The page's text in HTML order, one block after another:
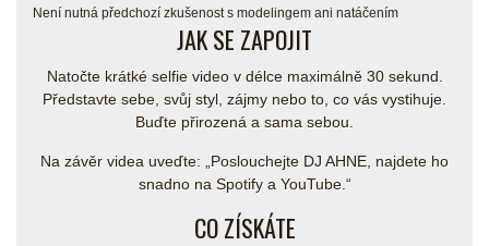
Není nutná předchozí zkušenost s modelingem ani natáčením
JAK SE ZAPOJIT
Natočte krátké selfie video v délce maximálně 30 sekund.
Představte sebe, svůj styl, zájmy nebo to, co vás vystihuje.
Buďte přirozená a sama sebou.
Na závěr videa uveďte:
„Poslouchejte DJ AHNE, najdete ho
snadno na Spotify a YouTube.“
CO ZÍSKÁTE